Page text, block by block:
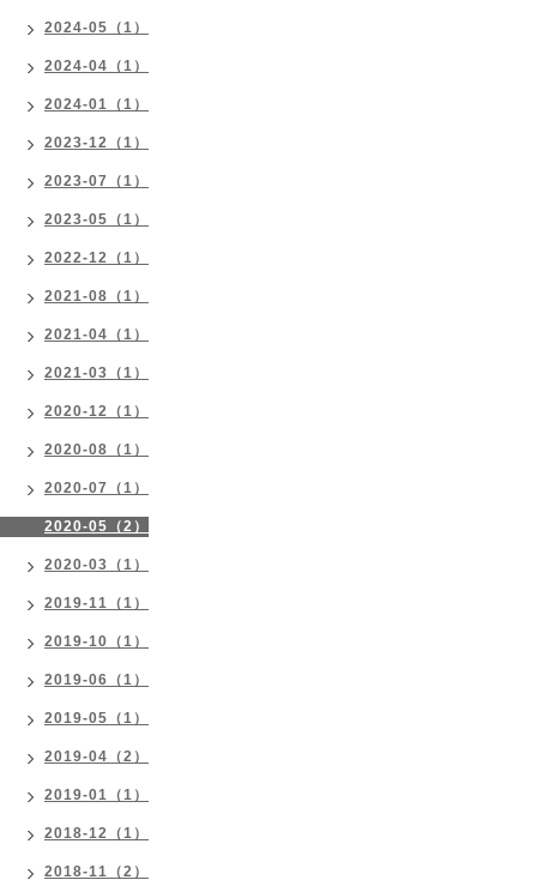
2024-05（1）
2024-04（1）
2024-01（1）
2023-12（1）
2023-07（1）
2023-05（1）
2022-12（1）
2021-08（1）
2021-04（1）
2021-03（1）
2020-12（1）
2020-08（1）
2020-07（1）
2020-05（2）
2020-03（1）
2019-11（1）
2019-10（1）
2019-06（1）
2019-05（1）
2019-04（2）
2019-01（1）
2018-12（1）
2018-11（2）